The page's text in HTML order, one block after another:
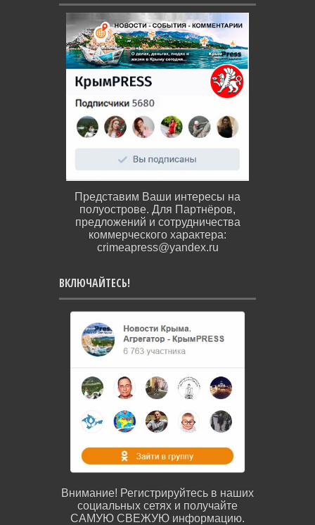
Представим Ваши интересы на
полуострове. Для Партнёров,
предложений и сотрудничества
коммерческого характера:
crimeapress@yandex.ru
ВКЛЮЧАЙТЕСЬ!
Внимание! Регистрируйтесь в наших
социальных сетях и получайте
САМУЮ СВЕЖУЮ информацию.